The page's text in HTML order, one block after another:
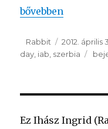
“IAB Serbia: Digital
bővebben
Szerző
Rabbit Közzétéve
2012. április
day iab szerbia
IAB
Ez Ihász Ingrid